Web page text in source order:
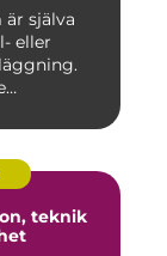
själva
eller
teknik